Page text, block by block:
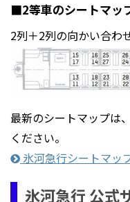
■2等車のシートマッ
2列＋2列の向かい合わ
最新のシートマップは
ください。
氷河急行シートマッ
氷河急行 公式